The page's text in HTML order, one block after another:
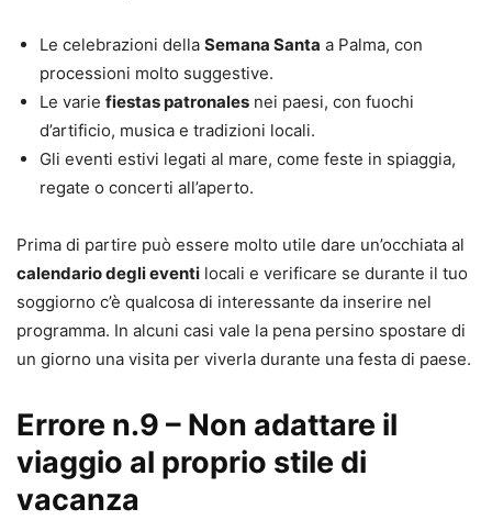
Le celebrazioni della Semana Santa a Palma, con
processioni molto suggestive.
Le varie fiestas patronales nei paesi, con fuochi
d’artificio, musica e tradizioni locali.
Gli eventi estivi legati al mare, come feste in spiaggia,
regate o concerti all’aperto.
Prima di partire può essere molto utile dare un’occhiata al
calendario degli eventi locali e verificare se durante il tuo
soggiorno c’è qualcosa di interessante da inserire nel
programma. In alcuni casi vale la pena persino spostare di
un giorno una visita per viverla durante una festa di paese.
Errore n.9 – Non adattare il
viaggio al proprio stile di
vacanza